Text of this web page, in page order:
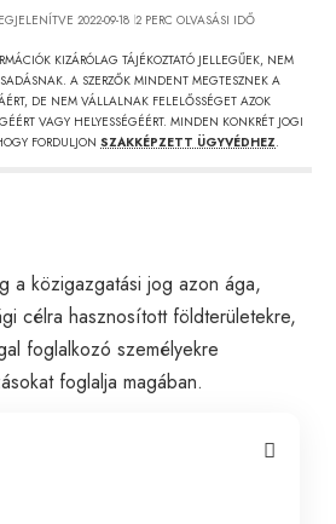
2022-09-18 2 PERC OLVASÁSI IDŐ
KIZÁRÓLAG TÁJÉKOZTATÓ JELLEGŰEK, NEM
A SZERZŐK MINDENT MEGTESZNEK A
DE NEM VÁLLALNAK FELELŐSSÉGET AZOK
VAGY HELYESSÉGÉÉRT. MINDEN KONKRÉT JOGI
FORDULJON SZAKKÉPZETT ÜGYVÉDHEZ.
a közigazgatási jog azon ága,
célra hasznosított földterületekre,
foglalkozó személyekre
foglalja magában.